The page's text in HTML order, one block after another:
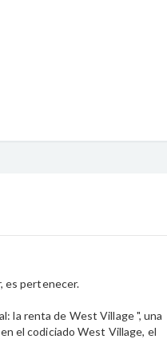
es pertenecer.
la renta de West Village ", una
el codiciado West Village, el